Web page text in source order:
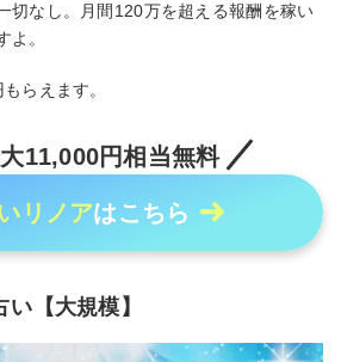
切なし。月間120万を超える報酬を稼い
よ。
らえます。
11,000円相当無料
リノアはこちら
【大規模】